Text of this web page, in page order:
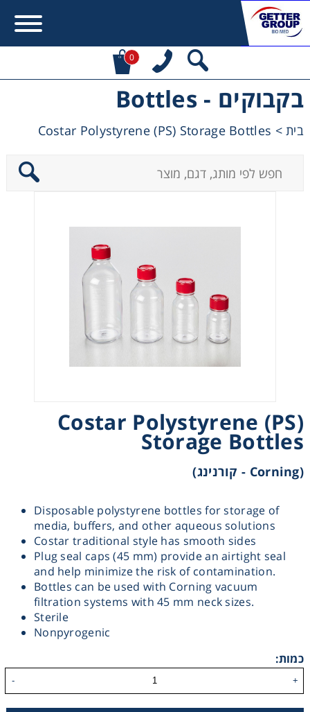
0
בקבוקים - Bottles
בית>
Costar Polystyrene (PS) Storage Bottles
Costar Polystyrene (PS)
Storage Bottles
(Corning - קורנינג)
Disposable polystyrene bottles for storage of
media, buffers, and other aqueous solutions
Costar traditional style has smooth sides
Plug seal caps (45 mm) provide an airtight seal
and help minimize the risk of contamination.
Bottles can be used with Corning vacuum
filtration systems with 45 mm neck sizes.
Sterile
Nonpyrogenic
כמות:
+
-
Contact form not found.
Centrifuges
Instrumentation
Microscopy
Pumps
Shaking & Stirring
Storage
Thermometry